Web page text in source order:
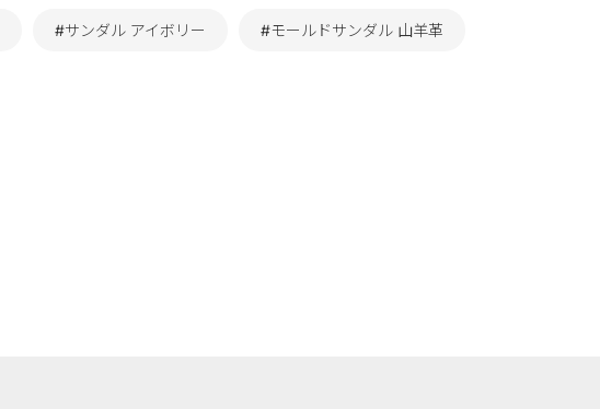
#サンダル アイボリー #モールドサンダル 山羊革